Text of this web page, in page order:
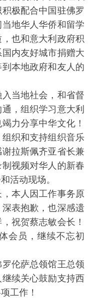
极配合中国驻佛罗
地华人华侨和留学
也和意大利政府积
内友好城市捐赠大
本地政府和友人的
当地社会，和省督
，组织学习意大利
力分享中华文化！
织和支持组织音乐
拉斯佩齐亚省长兼
视频对华人的新春
活动现场。
本人因工作事务原
表抱歉，也深感遗
祝贺蔡志敏会长！
会员，继续不忘初
伦萨总领馆王总领
续关心鼓励支持西
工作！